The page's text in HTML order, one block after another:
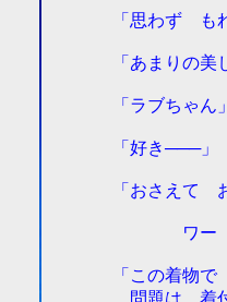
「思わず もれ
「あまりの美し
「ラブちゃん」
「好き───」
「おさえて おさ
ワー キ
「この着物で 学
問題は 着付け